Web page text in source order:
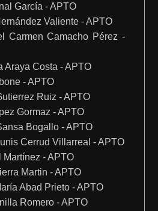
García - APTO
Valiente - APTO
Carmen Camacho Pérez -
Araya Costa - APTO
- APTO
Ruiz - APTO
Gormaz - APTO
Bogallo - APTO
Cerrud Villarreal - APTO
Martínez - APTO
Martin - APTO
Abad Prieto - APTO
Romero - APTO